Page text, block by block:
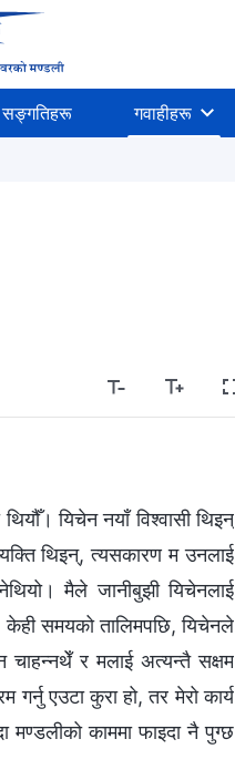
गवाहीहरू
यिचेन नयाँ विश्‍वासी थिइन्
थिइन्, त्यसकारण म उनलाई
मैले जानीबुझी यिचेनलाई
केही समयको तालिमपछि, यिचेनले
चाहन्‍नथेँ र मलाई अत्यन्तै सक्षम
एउटा कुरा हो, तर मेरो कार्य
काममा फाइदा नै पुग्छ